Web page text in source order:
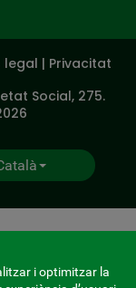
legal | Privacitat
Social, 275.
i optimitzar la